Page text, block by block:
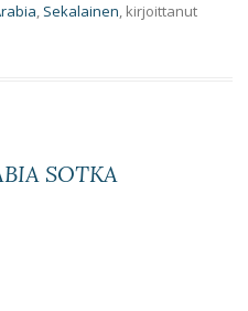
, Sekalainen, kirjoittanut
SOTKA